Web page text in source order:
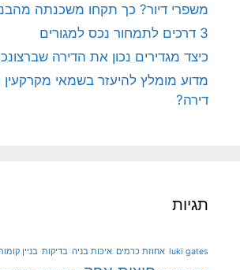
משפרי דיור? כך תקחו משכנתה
3 דרכים לתמחור נכס למגורים
כיצד מגדירים נכון את הדירה
מדוע מומלץ להיעזר בשמאי מקרקעין
דירה?
תגיות
luki gates אחוזת כרמים איכות בניה בדיקות בניין